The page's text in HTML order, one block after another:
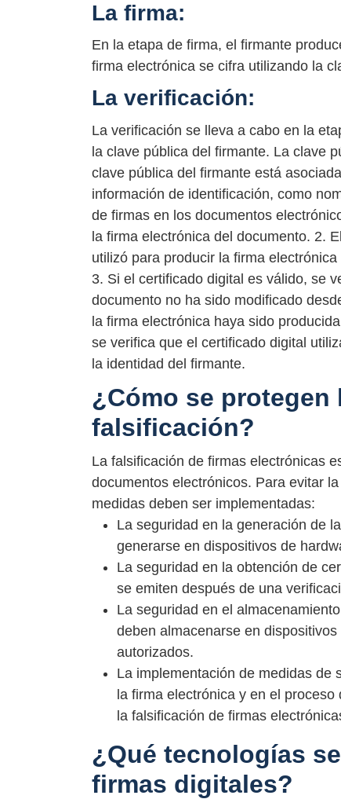
La firma:
En la etapa de firma, el firmante
firma electrónica se cifra utilizando la
La verificación:
La verificación se lleva a cabo en la
la clave pública del firmante. La clave
clave pública del firmante está
información de identificación, como
de firmas en los documentos
la firma electrónica del documento. 2.
utilizó para producir la firma
3. Si el certificado digital es válido, se
documento no ha sido modificado
la firma electrónica haya sido
se verifica que el certificado digital
la identidad del firmante.
¿Cómo se
falsificación?
La falsificación de firmas electrónicas
documentos electrónicos. Para evitar
medidas deben ser implementadas:
La seguridad en la generación de
generarse en dispositivos de
La seguridad en la obtención de
se emiten después de una
La seguridad en el
deben almacenarse en
autorizados.
La implementación de medidas de
la firma electrónica y en el
la falsificación de firmas
¿Qué tecnologías
firmas digitales?